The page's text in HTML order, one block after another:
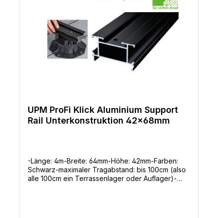
UPM ProFi Klick Aluminium Support
Rail Unterkonstruktion 42x68mm
-Länge: 4m-Breite: 64mm-Höhe: 42mm-Farben:
Schwarz-maximaler Tragabstand: bis 100cm (also
alle 100cm ein Terrassenlager oder Auflager)-